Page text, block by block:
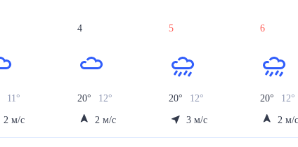
11°
2 м/с
4
20° 12°
2 м/с
5
20° 12°
3 м/с
6
20° 12°
2 м/